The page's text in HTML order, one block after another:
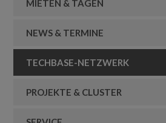
MIETEN & TAGEN
NEWS & TERMINE
TECHBASE-NETZWERK
PROJEKTE & CLUSTER